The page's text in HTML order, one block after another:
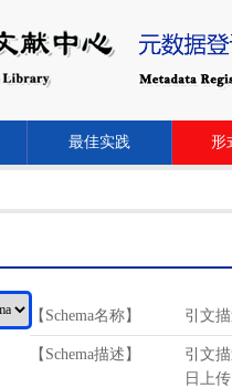
最佳实践 形
【Schema名称】 引文
【Schema描述】
引文
日上